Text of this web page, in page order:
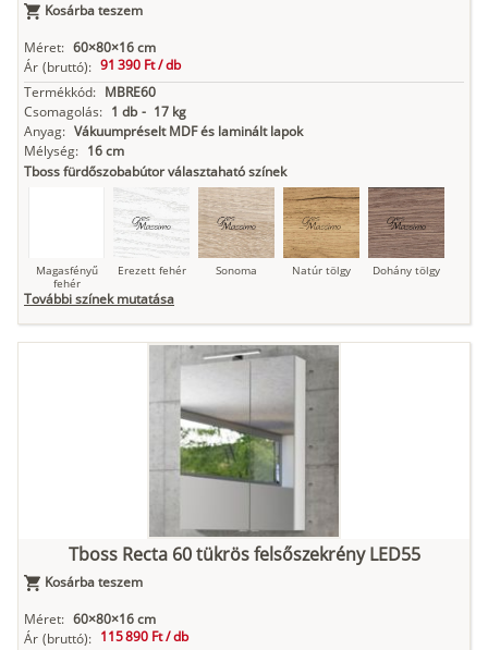
Kosárba teszem
Méret: 60×80×16 cm
Ár (bruttó): 91 390 Ft /db
Termékkód: MBRE60
Csomagolás: 1 db - 17 kg
Anyag: Vákuumpréselt MDF és laminált lapok
Mélység: 16 cm
Tboss fürdőszobabútor választaható színek
Magasfényű
fehér
Erezett fehér Sonoma Natúr tölgy Dohány tölgy
Szupermatt
fehér
Nádzöld Füstös zöld
Antracit Matt fekete
További színek mutatása
Tboss Recta 60 tükrös felsőszekrény LED55
Kosárba teszem
Méret: 60×80×16 cm
Ár (bruttó): 115 890 Ft /db